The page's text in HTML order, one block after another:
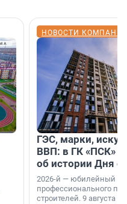
НОВОСТИ
ГЭС, марки,
ВВП: в ГК «ПСК»
об истории Дня
2026-й — юбилейный
профессионального
строителей. 9 августа